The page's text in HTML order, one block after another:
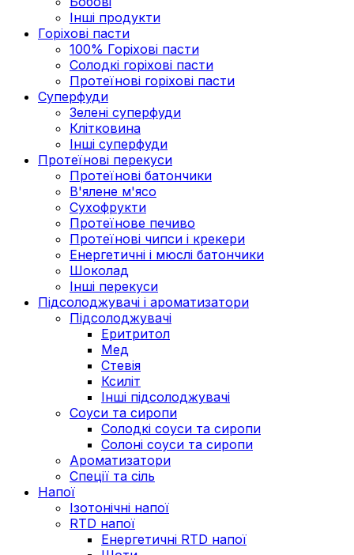
Інші продукти
Горіхові пасти
100% Горіхові пасти
Солодкі горіхові пасти
Протеїнові горіхові пасти
Суперфуди
Зелені суперфуди
Клітковина
Інші суперфуди
Протеїнові перекуси
Протеїнові батончики
В'ялене м'ясо
Сухофрукти
Протеїнове печиво
Протеїнові чипси і крекери
Енергетичні і мюслі батончики
Шоколад
Інші перекуси
Підсолоджувачі і ароматизатори
Підсолоджувачі
Еритритол
Мед
Стевія
Ксиліт
Інші підсолоджувачі
Соуси та сиропи
Солодкі соуси та сиропи
Солоні соуси та сиропи
Ароматизатори
Спеції та сіль
Напої
Ізотонічні напої
RTD напої
Енергетичні RTD напої